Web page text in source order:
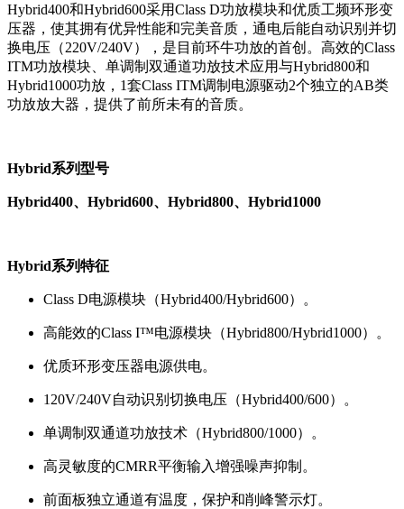
Hybrid400和Hybrid600采用Class D功放模块和优质工频环形变
压器，使其拥有优异性能和完美音质，通电后能自动识别并切
换电压（220V/240V），是目前环牛功放的首创。高效的Class
ITM功放模块、单调制双通道功放技术应用与Hybrid800和
Hybrid1000功放，1套Class ITM调制电源驱动2个独立的AB类
功放放大器，提供了前所未有的音质。
Hybrid系列型号
Hybrid400、Hybrid600、Hybrid800、Hybrid1000
Hybrid系列特征
Class D电源模块（Hybrid400/Hybrid600）。
高能效的Class I™电源模块（Hybrid800/Hybrid1000）。
优质环形变压器电源供电。
120V/240V自动识别切换电压（Hybrid400/600）。
单调制双通道功放技术（Hybrid800/1000）。
高灵敏度的CMRR平衡输入增强噪声抑制。
前面板独立通道有温度，保护和削峰警示灯。